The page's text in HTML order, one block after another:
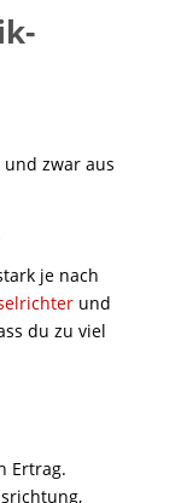
zwar aus
je nach
und
du zu viel
Ertrag.